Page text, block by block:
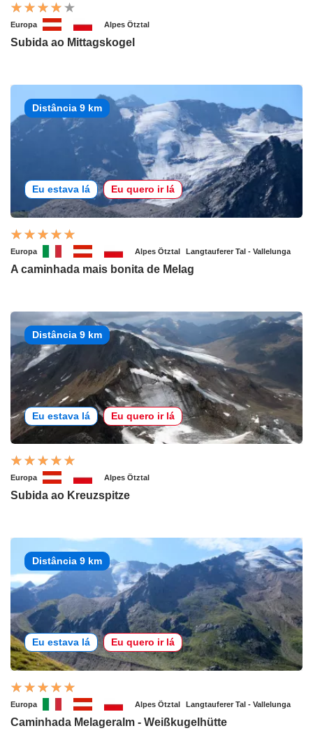
Europa Alpes Ötztal
Subida ao Mittagskogel
Distância 9 km
Eu estava lá Eu quero ir lá
Europa Alpes Ötztal Langtauferer Tal - Vallelunga
A caminhada mais bonita de Melag
Distância 9 km
Eu estava lá Eu quero ir lá
Europa Alpes Ötztal
Subida ao Kreuzspitze
Distância 9 km
Eu estava lá Eu quero ir lá
Europa Alpes Ötztal Langtauferer Tal - Vallelunga
Caminhada Melageralm - Weißkugelhütte